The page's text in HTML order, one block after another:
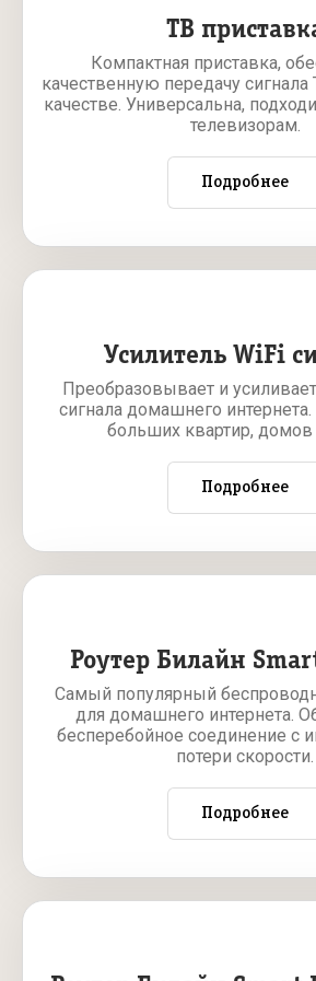
ТВ
Компактная приставка,
качественную передачу сигнала
качестве. Универсальна,
телевизорам.
Подробнее
Усилитель WiFi
Преобразовывает и
сигнала домашнего
больших квартир, домов
Подробнее
Роутер Билайн
Самый популярный
для домашнего интернета.
бесперебойное соединение с
потери скорости.
Подробнее